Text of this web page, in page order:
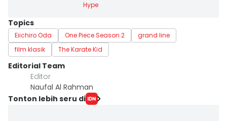
Hype
Topics
Eiichiro Oda One Piece Season 2
grand line
film klasik
The Karate Kid
Editorial Team
Editor
Naufal Al Rahman
Tonton lebih seru di